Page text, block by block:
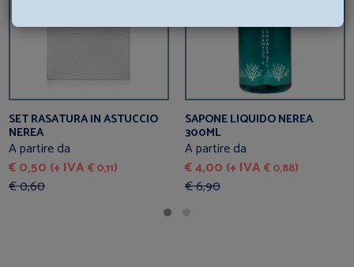
SET RASATURA IN ASTUCCIO
NEREA
A partire da
€ 0,50 (+ IVA€ 0,11)
€ 0,60
SAPONE LIQUIDO NEREA
300ML
A partire da
€ 4,00 (+ IVA € 0,88)
€ 6,90